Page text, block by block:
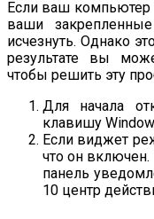
Если ваш компьютер
ваши
исчезнуть. Однако
результате вы
чтобы решить эту
Для начала
клавишу
Если виджет
что он
панель
10 центр